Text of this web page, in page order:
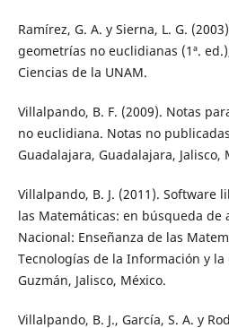
Ramírez, G. A. y Sierna, L. G.
geometrías no euclidianas (1ª.
Ciencias de la UNAM.
Villalpando, B. F. (2009). Notas
no euclidiana. Notas no
Guadalajara, Guadalajara, Jalisco,
Villalpando, B. J. (2011). Software
las Matemáticas: en búsqueda de
Nacional: Enseñanza de las
Tecnologías de la Información y
Guzmán, Jalisco, México.
Villalpando, B. J., García, S. A. y